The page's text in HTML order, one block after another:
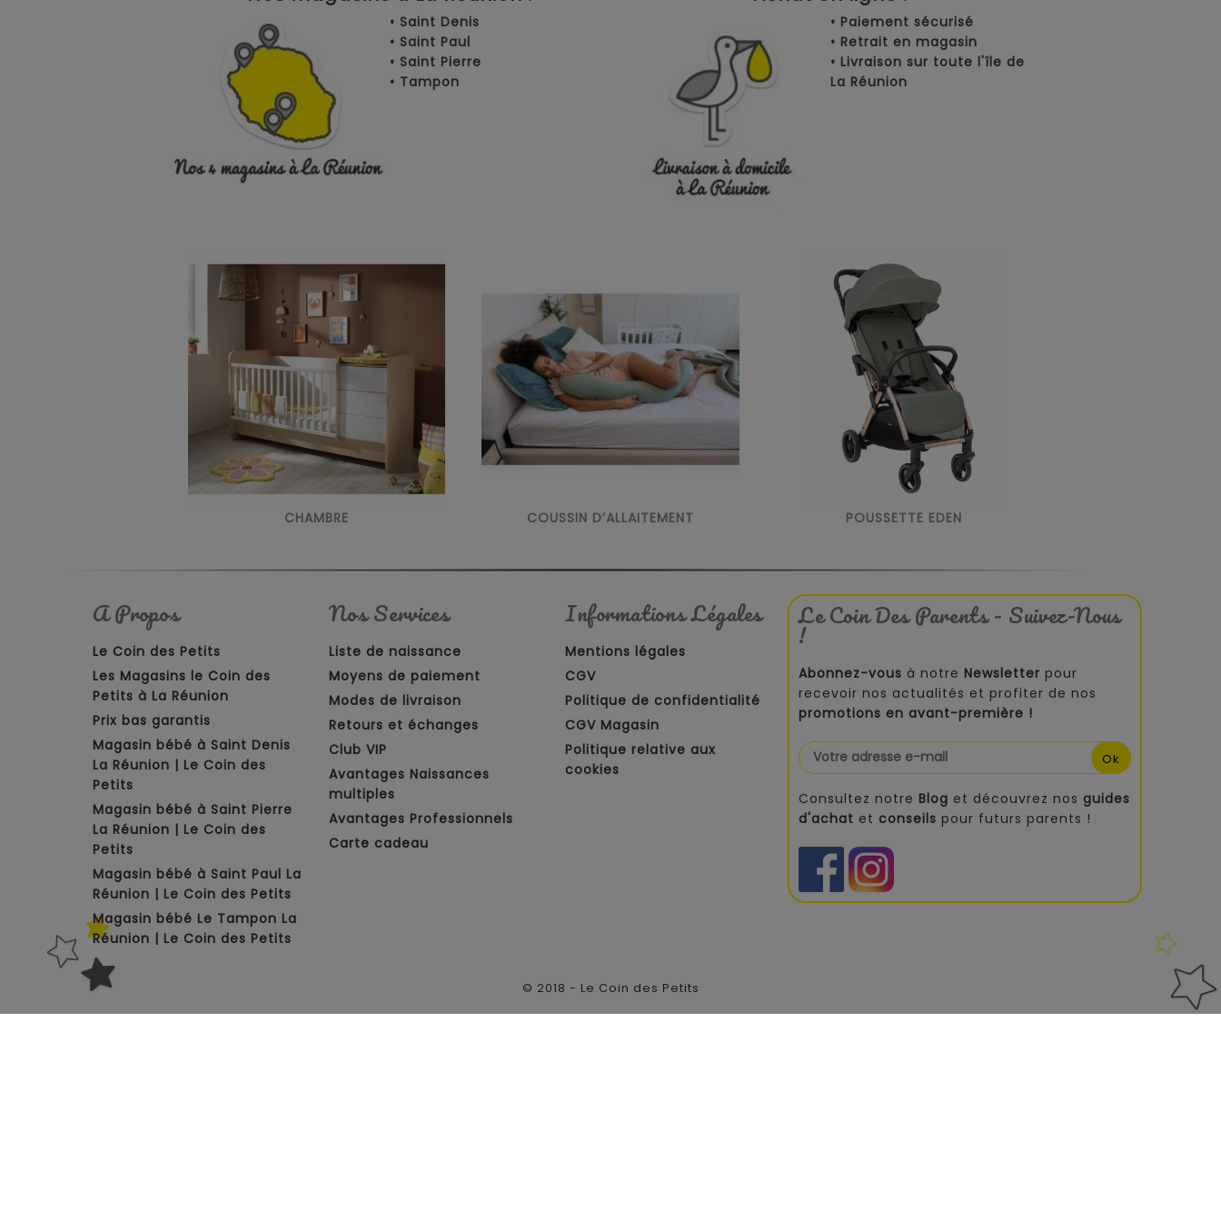
• Saint Denis
• Saint Paul
• Saint Pierre
• Tampon
• Paiement sécurisé
• Retrait en magasin
• Livraison sur toute l'île de
La Réunion
CHAMBRE COUSSIN D’ALLAITEMENT POUSSETTE EDEN
A Propos
Le Coin des Petits
Les Magasins le Coin des
Petits à La Réunion
Prix bas garantis
Magasin bébé à Saint Denis
La Réunion | Le Coin des
Petits
Magasin bébé à Saint Pierre
La Réunion | Le Coin des
Petits
Magasin bébé à Saint Paul La
Réunion | Le Coin des Petits
Magasin bébé Le Tampon La
Réunion | Le Coin des Petits
Nos Services
Liste de naissance
Moyens de paiement
Modes de livraison
Retours et échanges
Club VIP
Avantages Naissances
multiples
Avantages Professionnels
Carte cadeau
Informations Légales
Mentions légales
CGV
Politique de confidentialité
CGV Magasin
Politique relative aux
cookies
Le Coin Des Parents - Suivez-Nous
!
Abonnez-vous à notre Newsletter pour
recevoir nos actualités et profiter de nos
promotions en avant-première !
Consultez notre Blog et découvrez nos guides
d'achat et conseils pour futurs parents !
© 2018 - Le Coin des Petits